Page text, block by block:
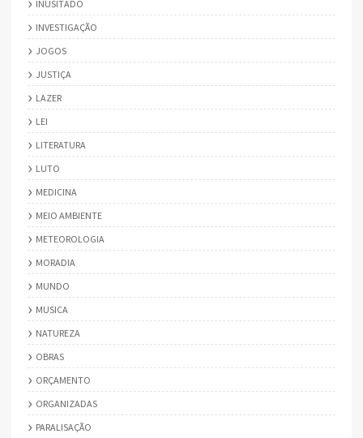
INUSITADO
INVESTIGAÇÃO
JOGOS
JUSTIÇA
LAZER
LEI
LITERATURA
LUTO
MEDICINA
MEIO AMBIENTE
METEOROLOGIA
MORADIA
MUNDO
MUSICA
NATUREZA
OBRAS
ORÇAMENTO
ORGANIZADAS
PARALISAÇÃO